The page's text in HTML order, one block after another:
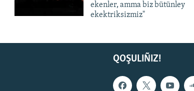
ekenler, amma biz bütünley
ekektriksizmiz"
QOŞULIÑIZ!